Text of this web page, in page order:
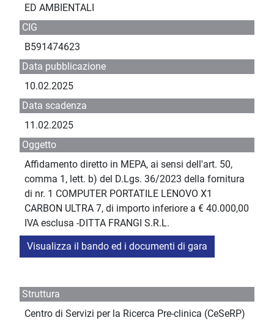
ED AMBIENTALI
CIG
B591474623
Data pubblicazione
10.02.2025
Data scadenza
11.02.2025
Oggetto
Affidamento diretto in MEPA, ai sensi dell'art. 50,
comma 1, lett. b) del D.Lgs. 36/2023 della fornitura
di nr. 1 COMPUTER PORTATILE LENOVO X1
CARBON ULTRA 7, di importo inferiore a € 40.000,00
IVA esclusa -DITTA FRANGI S.R.L.
Visualizza il bando ed i documenti di gara
Struttura
Centro di Servizi per la Ricerca Pre-clinica (CeSeRP)